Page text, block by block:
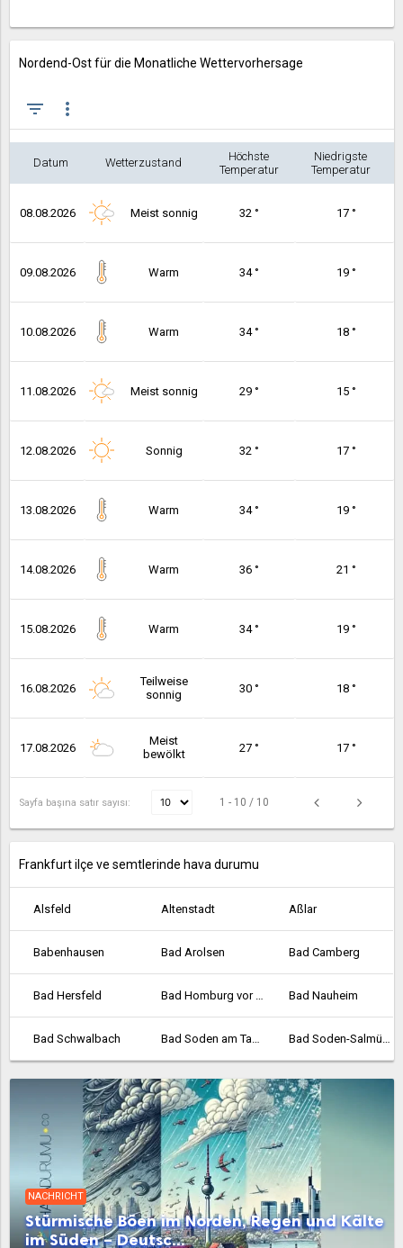
Nordend-Ost für die Monatliche Wettervorhersage
filter_list more_vert
Datum Wetterzustand
Höchste
Temperatur
Niedrigste
Temperatur
08.08.2026 Meist sonnig 32 ° 17 °
09.08.2026 Warm 34 ° 19 °
10.08.2026 Warm 34 ° 18 °
11.08.2026 Meist sonnig 29 ° 15 °
12.08.2026 Sonnig 32 ° 17 °
13.08.2026 Warm 34 ° 19 °
14.08.2026 Warm 36 ° 21 °
15.08.2026 Warm 34 ° 19 °
16.08.2026
Teilweise
sonnig
30 ° 18 °
17.08.2026
Meist
bewölkt
27 ° 17 °
Sayfa başına satır sayısı: 1 - 10 / 10
Frankfurt ilçe ve semtlerinde hava durumu
Alsfeld Altenstadt Aßlar
Babenhausen Bad Arolsen Bad Camberg
Bad Hersfeld Bad Homburg vor der Höhe Bad Nauheim
Bad Schwalbach Bad Soden am Taunus Bad Soden-Salmünster
Bad Vilbel Bad Wildungen Baunatal
Bebra Bensheim Biedenkopf
Bischofsheim Bockenheim Borken
Bornheim Braunfels Bruchköbel
NACHRICHT
Stürmische Böen im Norden, Regen und Kälte
im Süden – Deutsc...